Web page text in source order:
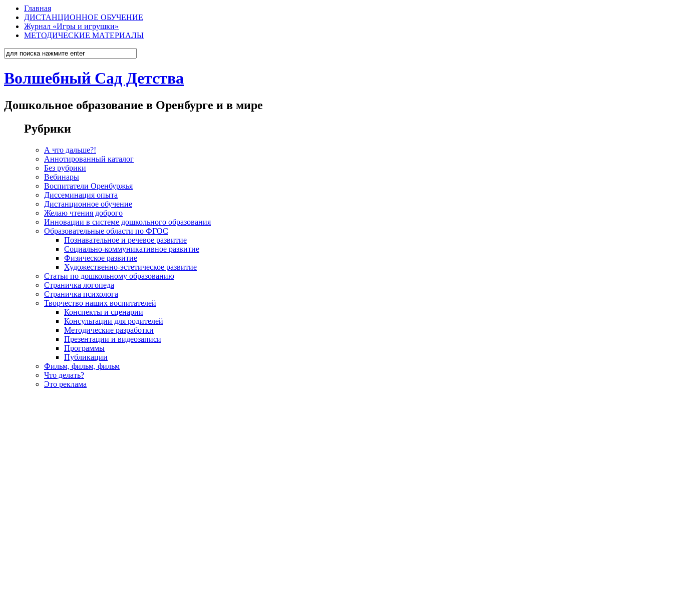
Главная
ДИСТАНЦИОННОЕ ОБУЧЕНИЕ
Журнал «Игры и игрушки»
МЕТОДИЧЕСКИЕ МАТЕРИАЛЫ
Волшебный Сад Детства
Дошкольное образование в Оренбурге и в мире
Рубрики
А что дальше?!
Аннотированный каталог
Без рубрики
Вебинары
Воспитатели Оренбуржья
Диссеминация опыта
Дистанционное обучение
Желаю чтения доброго
Инновации в системе дошкольного образования
Образовательные области по ФГОС
Познавательное и речевое развитие
Социально-коммуникативное развитие
Физическое развитие
Художественно-эстетическое развитие
Статьи по дошкольному образованию
Страничка логопеда
Страничка психолога
Творчество наших воспитателей
Конспекты и сценарии
Консультации для родителей
Методические разработки
Презентации и видеозаписи
Программы
Публикации
Фильм, фильм, фильм
Что делать?
Это реклама